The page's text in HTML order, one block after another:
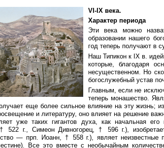
VI-IX века.
Характер периода
Эти века можно
образовании нашего
год теперь получают в
Наш Типикон к IX в.
которые, благодаря
несущественном. Но
богослужебный устав
Главным, если не
теперь монашество.
еще более сильное влияние на эту жизнь;
и литературу, оно влияет на решение
уже таких гигантов духа, как начальная
† 522 г., Симеон Дивногорец, † 596 г.),
— прп. Иоанн, † 558 г.), являет неизвестные
Все это вместе с необычайным